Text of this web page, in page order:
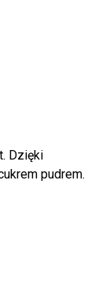
Dzięki
pudrem.